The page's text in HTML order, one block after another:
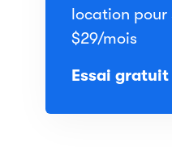
location pour
$29/mois
Essai gratuit